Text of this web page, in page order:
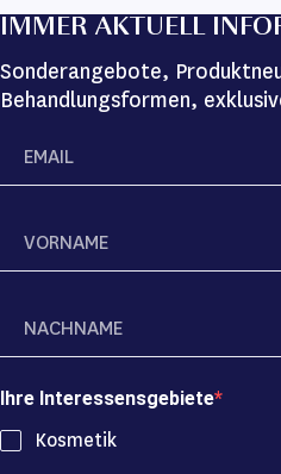
IMMER AKTUELL
Sonderangebote,
Behandlungsformen,
Ihre Interessensgebiete
Kosmetik